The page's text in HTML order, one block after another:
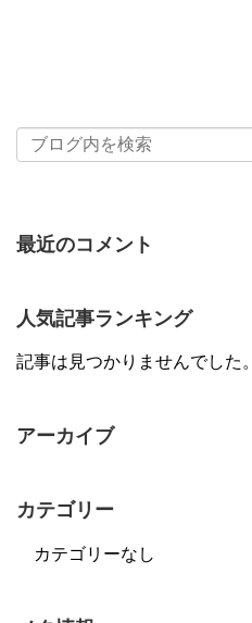
最近のコメント
人気記事ランキング
記事は見つかりませんでした。
アーカイブ
カテゴリー
カテゴリーなし